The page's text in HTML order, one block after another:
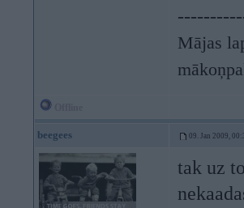
Mājas
beegees 09. Jan 2009,
tak uz